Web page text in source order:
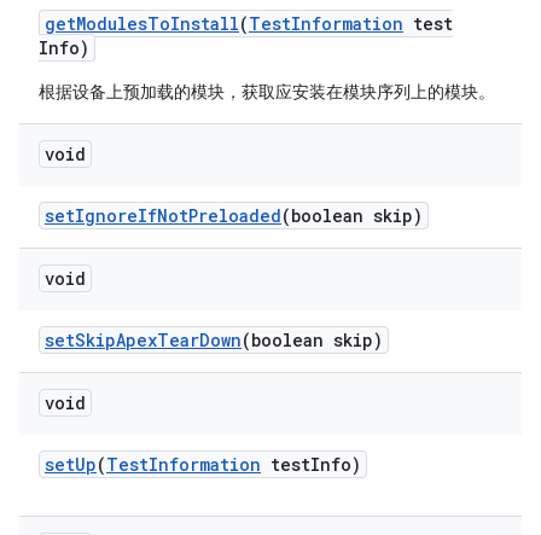
getModulesToInstall(TestInformation test
Info)
根据设备上预加载的模块，获取应安装在模块序列上的模块。
void
setIgnoreIfNotPreloaded(boolean skip)
void
setSkipApexTearDown(boolean skip)
void
setUp(TestInformation testInfo)